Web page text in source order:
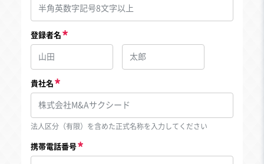
登録者名
貴社名
法人区分（有限）を含めた正式名称を入力してください
携帯電話番号